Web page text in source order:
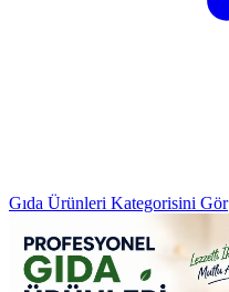
Gıda Ürünleri Kategorisini Gör